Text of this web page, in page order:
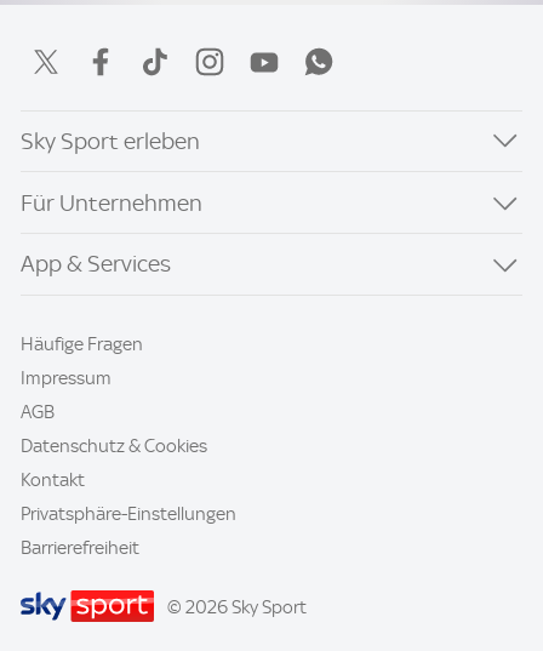
Sky Sport erleben
Für Unternehmen
App & Services
Häufige Fragen
Impressum
AGB
Datenschutz & Cookies
Kontakt
Privatsphäre-Einstellungen
Barrierefreiheit
© 2026 Sky Sport